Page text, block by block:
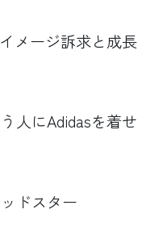
メージ訴求と成長
人にAdidasを着せ
ドスター